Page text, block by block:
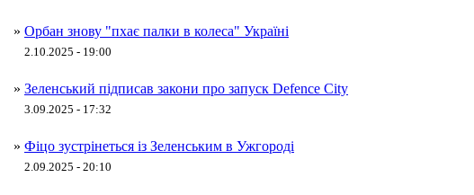
» Орбан знову "пхає палки в колеса" Україні
2.10.2025 - 19:00
» Зеленський підписав закони про запуск Defence City
3.09.2025 - 17:32
» Фіцо зустрінеться із Зеленським в Ужгороді
2.09.2025 - 20:10